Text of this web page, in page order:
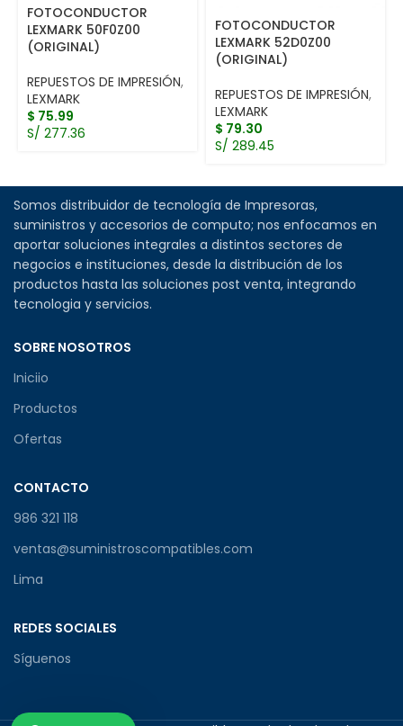
FOTOCONDUCTOR
LEXMARK 50F0Z00
(ORIGINAL)
REPUESTOS DE IMPRESIÓN,
LEXMARK
$ 75.99
S/ 277.36
FOTOCONDUCTOR
LEXMARK 52D0Z00
(ORIGINAL)
REPUESTOS DE IMPRESIÓN,
LEXMARK
$ 79.30
S/ 289.45
Somos distribuidor de tecnología de Impresoras,
suministros y accesorios de computo; nos enfocamos en
aportar soluciones integrales a distintos sectores de
negocios e instituciones, desde la distribución de los
productos hasta las soluciones post venta, integrando
tecnologia y servicios.
SOBRE NOSOTROS
Iniciio
Productos
Ofertas
CONTACTO
986 321 118
ventas@suministroscompatibles.com
Lima
REDES SOCIALES
Síguenos